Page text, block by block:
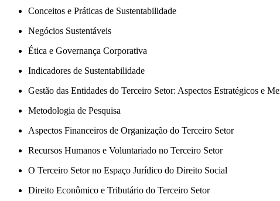
Conceitos e Práticas de Sustentabilidade
Negócios Sustentáveis
Ética e Governança Corporativa
Indicadores de Sustentabilidade
Gestão das Entidades do Terceiro Setor: Aspectos Estratégicos e
Metodologia de Pesquisa
Aspectos Financeiros de Organização do Terceiro Setor
Recursos Humanos e Voluntariado no Terceiro Setor
O Terceiro Setor no Espaço Jurídico do Direito Social
Direito Econômico e Tributário do Terceiro Setor